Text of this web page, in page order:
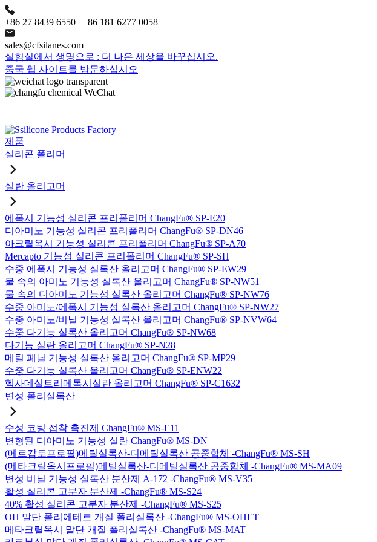
+86 27 8439 6550 | +86 181 6277 0058
sales@cfsilanes.com
실험실에서 생명으로 : 더 나은 세상을 바꾸십시오.
중국 웹 사이트를 방문하십시오
제품
실리콘 폴리머
실란 올리고머
에폭시 기능성 실리콘 프리폴리머 ChangFu® SP-E20
디아미노 기능성 실리콘 프리폴리머 ChangFu® SP-DN46
아크릴옥시 기능성 실리콘 프리폴리머 ChangFu® SP-A70
Mercapto 기능성 실리콘 프리폴리머 ChangFu® SP-SH
수중 에폭시 기능성 실록산 올리고머 ChangFu® SP-EW29
물 속의 아미노 기능성 실록산 올리고머 ChangFu® SP-NW51
물 속의 디아미노 기능성 실록산 올리고머 ChangFu® SP-NW76
수중 아미노/에폭시 기능성 실록산 올리고머 ChangFu® SP-NW27
수중 아미노/비닐 기능성 실록산 올리고머 ChangFu® SP-NVW64
수중 다기능 실록산 올리고머 ChangFu® SP-NW68
다기능 실란 올리고머 ChangFu® SP-N28
메틸 페닐 기능성 실록산 올리고머 ChangFu® SP-MP29
수중 다기능 실록산 올리고머 ChangFu® SP-ENW22
헥사데실트리메톡시실란 올리고머 ChangFu® SP-C1632
변성 폴리실록산
수성 코팅 접착 촉진제 ChangFu® MS-E11
변형된 디아미노 기능성 실란 ChangFu® MS-DN
(메르캅토프로필)메틸실록산-디메틸실록산 공중합체 -ChangFu® MS-SH
(메타크릴옥시프로필)메틸실록산-디메틸실록산 공중합체 -ChangFu® MS-MA09
변성 비닐 기능성 실록산 분산제 A-172 -ChangFu® MS-V35
활성 실리콘 고분자 분산제 -ChangFu® MS-S24
40% 활성 실리콘 고분자 분산제 -ChangFu® MS-S25
OH 말단 폴리에테르 개질 폴리실록산 -ChangFu® MS-OHET
메타크릴옥시 말단 개질 폴리실록산 -ChangFu® MS-MAT